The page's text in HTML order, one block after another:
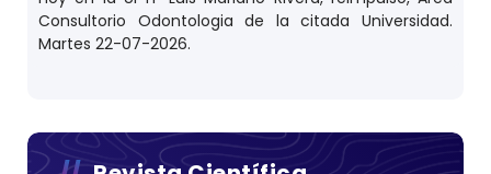
Consultorio Odontologia de la citada Universidad.
Martes 22-07-2026.